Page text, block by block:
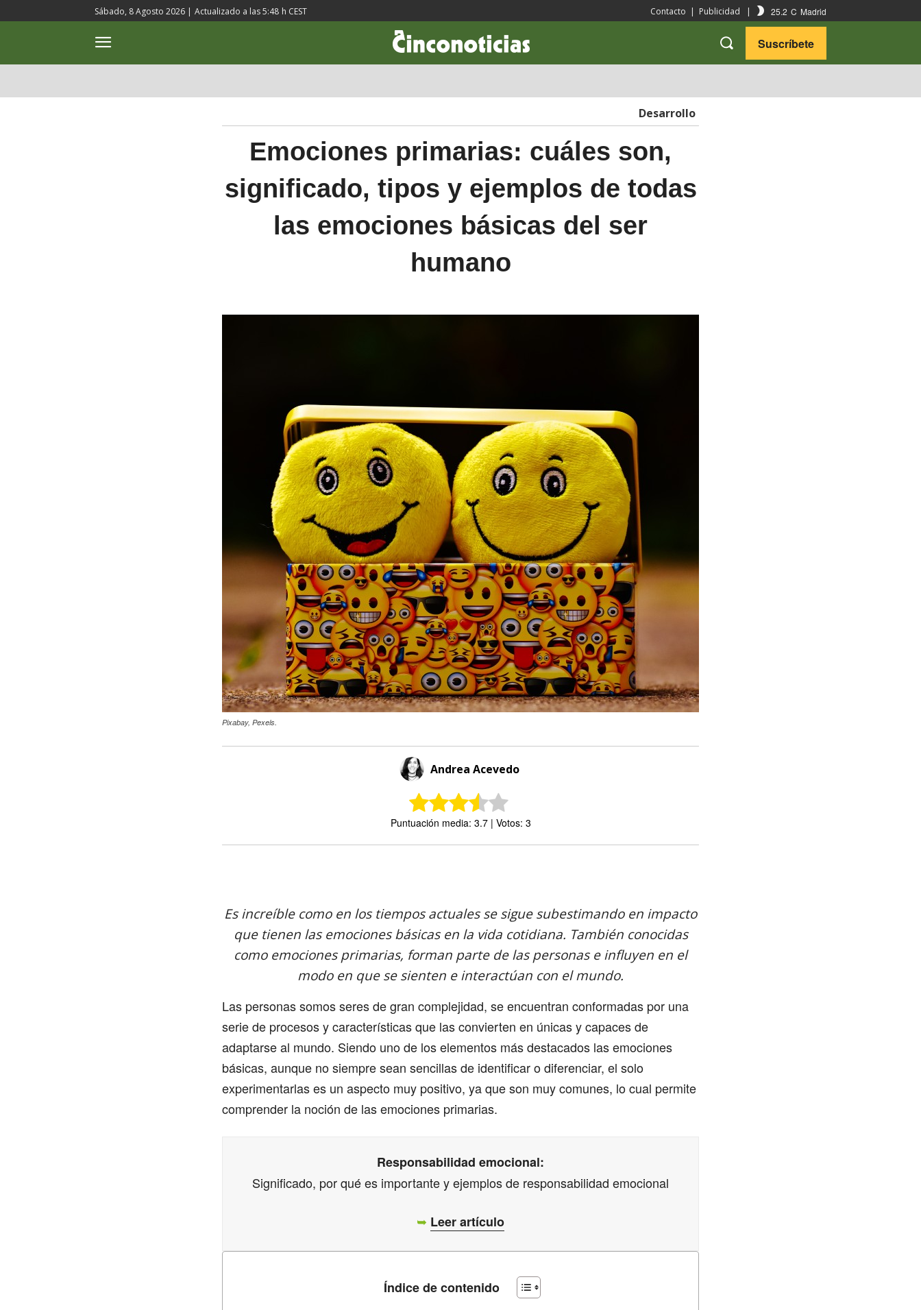
Sábado, 8 Agosto 2026 | Actualizado a las5:48 h CEST Contacto | Publicidad | 25.2 C Madrid
Suscríbete
Desarrollo
Emociones primarias: cuáles son,
significado, tipos y ejemplos de todas
las emociones básicas del ser
humano
Pixabay, Pexels.
Andrea Acevedo
Puntuación media: 3.7 | Votos: 3
Es increíble como en los tiempos actuales se sigue subestimando en impacto
que tienen las emociones básicas en la vida cotidiana. También conocidas
como emociones primarias, forman parte de las personas e influyen en el
modo en que se sienten e interactúan con el mundo.
Las personas somos seres de gran complejidad, se encuentran conformadas por una
serie de procesos y características que las convierten en únicas y capaces de
adaptarse al mundo. Siendo uno de los elementos más destacados las emociones
básicas, aunque no siempre sean sencillas de identificar o diferenciar, el solo
experimentarlas es un aspecto muy positivo, ya que son muy comunes, lo cual permite
comprender la noción de las emociones primarias.
Responsabilidad emocional:
Significado, por qué es importante y ejemplos de responsabilidad emocional
➥ Leer artículo
Índice de contenido